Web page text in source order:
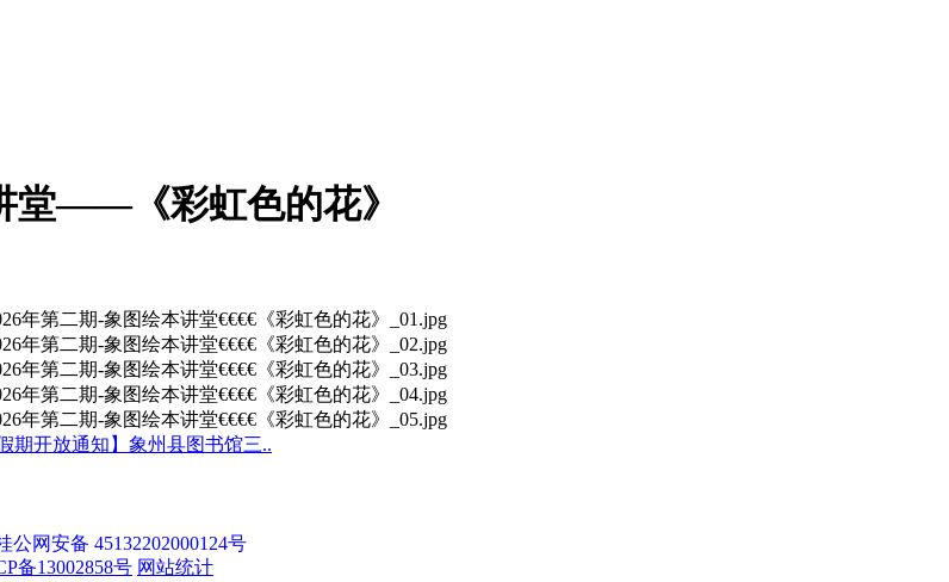
堂——《彩虹色的花》
假期开放通知】象州县图书馆三..
公网安备 45132202000124号
备13002858号 网站统计